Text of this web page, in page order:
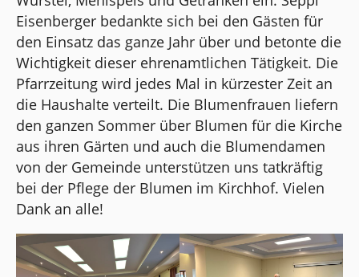
Eisenberger bedankte sich bei den Gästen für
den Einsatz das ganze Jahr über und betonte die
Wichtigkeit dieser ehrenamtlichen Tätigkeit. Die
Pfarrzeitung wird jedes Mal in kürzester Zeit an
die Haushalte verteilt. Die Blumenfrauen liefern
den ganzen Sommer über Blumen für die Kirche
aus ihren Gärten und auch die Blumendamen
von der Gemeinde unterstützen uns tatkräftig
bei der Pflege der Blumen im Kirchhof. Vielen
Dank an alle!